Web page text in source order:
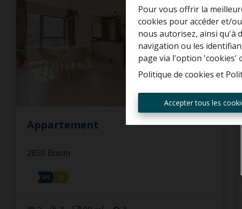
Pour vous offrir la
cookies pour accéder et/
nous autorisez, ainsi qu'à
navigation ou les
page via l'option 'cookies'
Politique de cookies et
Accepter tous les
Appartement
2850 Boom